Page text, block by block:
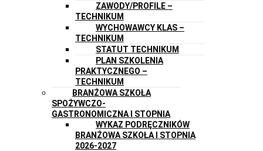
ZAWODY/PROFILE –
TECHNIKUM
WYCHOWAWCY KLAS –
TECHNIKUM
STATUT TECHNIKUM
PLAN SZKOLENIA
PRAKTYCZNEGO –
TECHNIKUM
BRANŻOWA SZKOŁA
SPOŻYWCZO-
GASTRONOMICZNA I STOPNIA
WYKAZ PODRĘCZNIKÓW
BRANŻOWA SZKOŁA I STOPNIA
2026-2027